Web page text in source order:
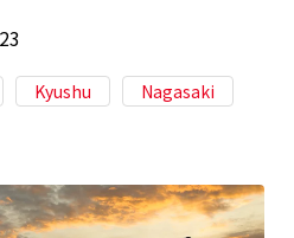
Kyushu Nagasaki